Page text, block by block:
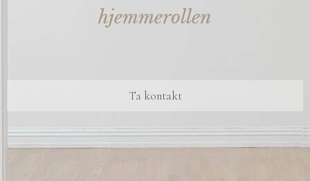
hjemmerollen
Ta kontakt